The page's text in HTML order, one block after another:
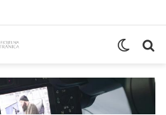
Switch